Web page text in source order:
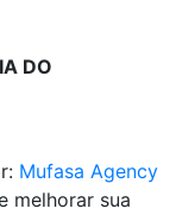
DO
Mufasa Agency
melhorar sua